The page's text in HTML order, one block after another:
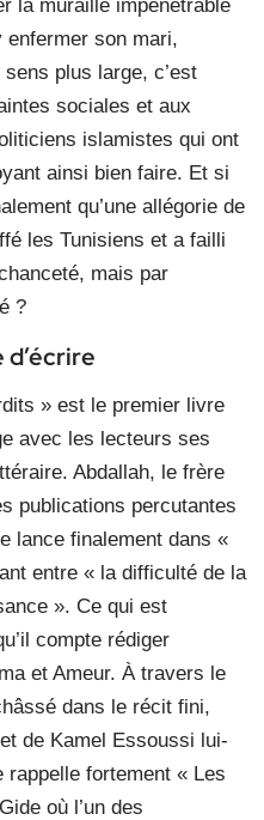
la muraille impénétrable
enfermer son mari,
plus large, c’est
sociales et aux
islamistes qui ont
ainsi bien faire. Et si
qu’une allégorie de
les Tunisiens et a failli
mais par
?
d’écrire
» est le premier livre
avec les lecteurs ses
Abdallah, le frère
publications percutantes
lance finalement dans «
entre « la difficulté de la
». Ce qui est
compte rédiger
et Ameur. À travers le
dans le récit fini,
de Kamel Essoussi lui-
rappelle fortement « Les
où l’un des